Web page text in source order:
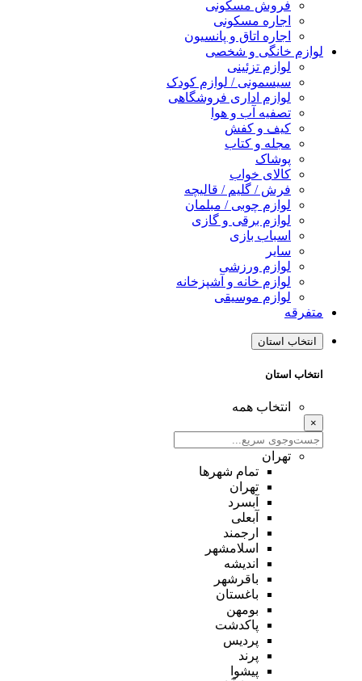
فروش مسکونی
اجاره مسکونی
اجاره اتاق و پانسیون
لوازم خانگی و شخصی
لوازم تزئینی
سیسمونی / لوازم کودک
لوازم اداری فروشگاهی
تصفیه آب و هوا
کیف و کفش
مجله و کتاب
پوشاک
کالای خواب
فرش / گلیم / قالیچه
لوازم چوبی / مبلمان
لوازم برقی و گازی
اسباب بازی
سایر
لوازم ورزشی
لوازم خانه و آشپزخانه
لوازم موسیقی
متفرقه
انتخاب استان
انتخاب استان
انتخاب همه
×
تهران
تمام شهر‌ها
تهران
آبسرد
آبعلی
ارجمند
اسلامشهر
اندیشه
باقرشهر
باغستان
بومهن
پاکدشت
پردیس
پرند
پیشوا